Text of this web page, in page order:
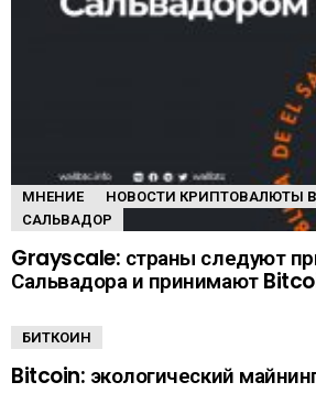
МНЕНИЕ
НОВОСТИ КРИПТОВАЛЮТЫ
САЛЬВАДОР
Grayscale: страны следуют
Сальвадора и принимают
БИТКОИН
Bitcoin: экологический